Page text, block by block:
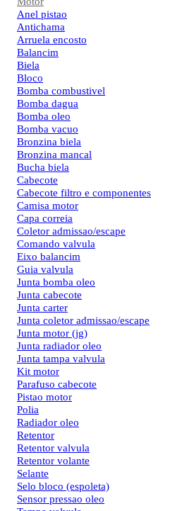
Anel pistao
Antichama
Arruela encosto
Balancim
Biela
Bloco
Bomba combustivel
Bomba dagua
Bomba oleo
Bomba vacuo
Bronzina biela
Bronzina mancal
Bucha biela
Cabecote
Cabecote filtro e componentes
Camisa motor
Capa correia
Coletor admissao/escape
Comando valvula
Eixo balancim
Guia valvula
Junta bomba oleo
Junta cabecote
Junta carter
Junta coletor admissao/escape
Junta motor (jg)
Junta radiador oleo
Junta tampa valvula
Kit motor
Parafuso cabecote
Pistao motor
Polia
Radiador oleo
Retentor
Retentor valvula
Retentor volante
Selante
Selo bloco (espoleta)
Sensor pressao oleo